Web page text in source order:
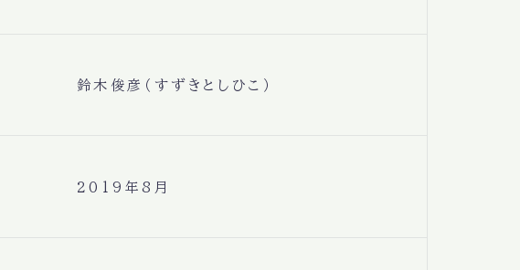
鈴木俊彦（すずきとしひこ）
2019年8月